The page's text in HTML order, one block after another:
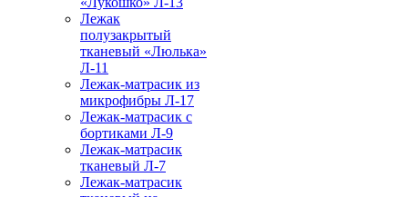
Лежак
полузакрытый
тканевый «Люлька»
Л-11
Лежак-матрасик из
микрофибры Л-17
Лежак-матрасик с
бортиками Л-9
Лежак-матрасик
тканевый Л-7
Лежак-матрасик